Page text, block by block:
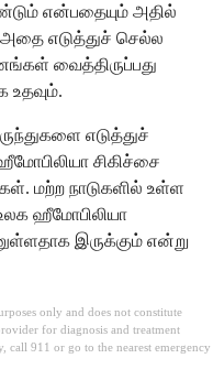
என்பதையும் அதில்
அதை எடுத்துச் செல்ல
வைத்திருப்பது
எடுத்துச்
சிகிச்சை
மற்ற நாடுகளில் உள்ள
ஹீமோபிலியா
இருக்கும் என்று
only and does not constitute
for diagnosis and treatment
call 911 or go to the nearest emergency